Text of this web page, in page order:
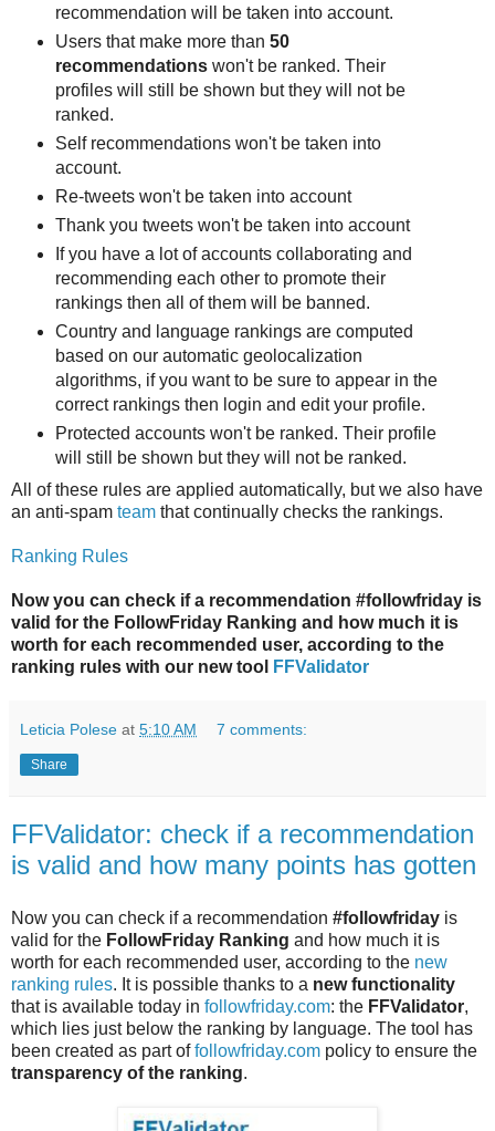
recommendation will be taken into account.
Users that make more than 50
recommendationswon't be ranked. Their
profiles will still be shown but they will not be
ranked.
Self recommendations won't be taken into
account.
Re-tweets won't be taken into account
Thank you tweets won't be taken into account
If you have a lot of accounts collaborating and
recommending each other to promote their
rankings then all of them will be banned.
Country and language rankings are computed
based on our automatic geolocalization
algorithms, if you want to be sure to appear in the
correct rankings then login and edit your profile.
Protected accounts won't be ranked. Their profile
will still be shown but they will not be ranked.
All of these rules are applied automatically, but we also have
an anti-spam team that continually checks the rankings.
Ranking Rules
Now you can check if a recommendation #followfriday is
valid for the FollowFriday Ranking and how much it is
worth for each recommended user, according to the
ranking rules with our new tool
FFValidator
Leticia Polese at 5:10 AM 7 comments:
Share
FFValidator: check if a recommendation
is valid and how many points has gotten
Now you can check if a recommendation #followfriday is
valid for the FollowFriday Ranking and how much it is
worth for each recommended user, according to the new
ranking rules. It is possible thanks to a new functionality
that is available today in followfriday.com: the FFValidator,
which lies just below the ranking by language. The tool has
been created as part offollowfriday.com policy to ensure the
transparency of the ranking.